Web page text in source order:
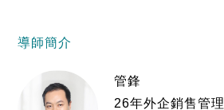
導師簡介
管鋒
26年外企銷售管理